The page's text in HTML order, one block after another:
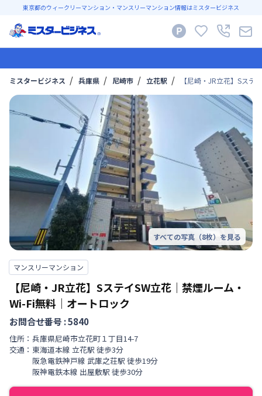
東京都のウィークリーマンション・マンスリーマンション情報はミスタービジネス
ミスタービジネス 兵庫県 尼崎市 立花駅 【尼崎・JR立花】Sス
すべての写真（8枚）を見る
マンスリーマンション
【尼崎・JR立花】SステイSW立花｜禁煙ルーム・
Wi-Fi無料｜オートロック
お問合せ番号 :5840
住所： 兵庫県尼崎市立花町 １丁目14-7
交通： 東海道本線 立花駅 徒歩3分
阪急電鉄神戸線 武庫之荘駅 徒歩19分
阪神電鉄本線 出屋敷駅 徒歩30分